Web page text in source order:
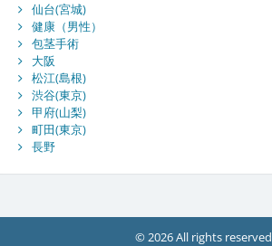
仙台(宮城)
健康（男性）
包茎手術
大阪
松江(島根)
渋谷(東京)
甲府(山梨)
町田(東京)
長野
© 2026 All rights reserved